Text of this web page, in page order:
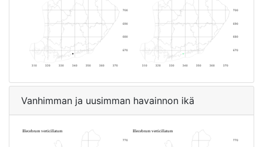
Vanhimman ja uusimman havainnon ikä